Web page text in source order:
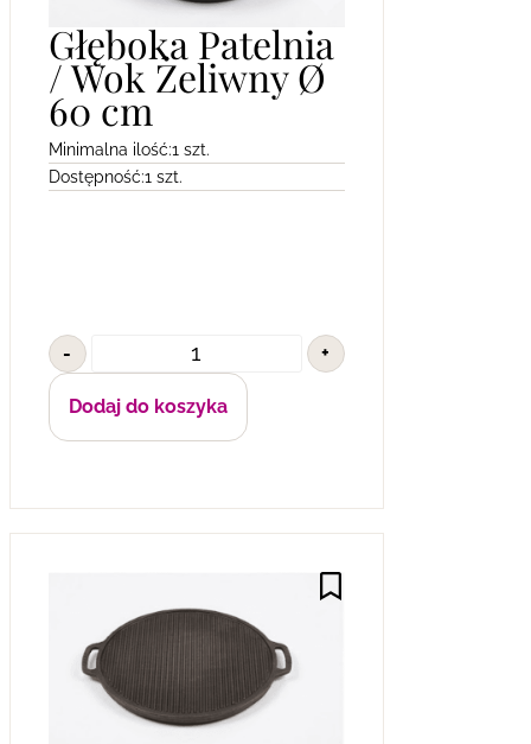
Głęboka Patelnia
/ Wok Żeliwny Ø
60 cm
Minimalna ilość:1 szt.
Dostępność:1 szt.
- +
Dodaj do koszyka